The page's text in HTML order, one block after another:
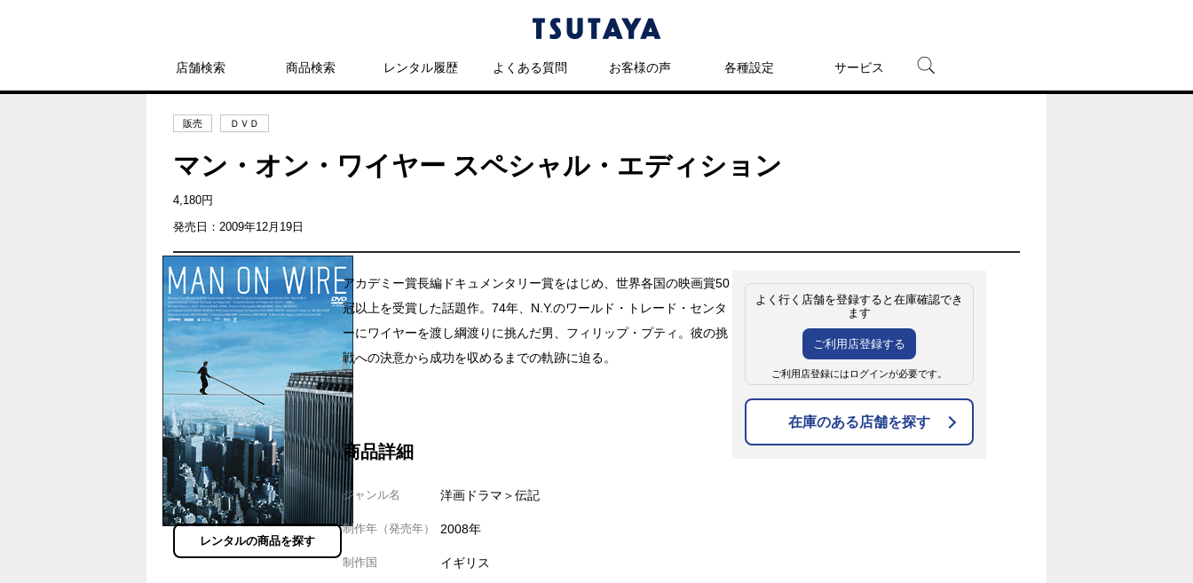
店舗検索 商品検索 レンタル履歴 よくある質問 お客様の声 各種設定 サービス
販売 ＤＶＤ
マン・オン・ワイヤー スペシャル・エディション
4,180円
発売日：2009年12月19日
レンタルの商品を探す
アカデミー賞長編ドキュメンタリー賞をはじめ、世界各国の映画賞50
冠以上を受賞した話題作。74年、N.Y.のワールド・トレード・センタ
ーにワイヤーを渡し綱渡りに挑んだ男、フィリップ・プティ。彼の挑
戦への決意から成功を収めるまでの軌跡に迫る。
商品詳細
ジャンル名 洋画ドラマ＞伝記
制作年（発売年） 2008年
制作国 イギリス
よく行く店舗を登録すると在庫確認でき
ます
ご利用店登録する
ご利用店登録にはログインが必要です。
在庫のある店舗を探す